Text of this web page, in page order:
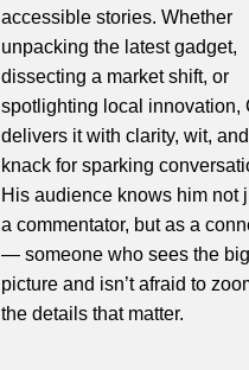
accessible stories. Whether
unpacking the latest gadget,
dissecting a market shift, or
spotlighting local innovation,
delivers it with clarity, wit,
knack for sparking
His audience knows him not
a commentator, but as a
— someone who sees the
picture and isn’t afraid to
the details that matter.